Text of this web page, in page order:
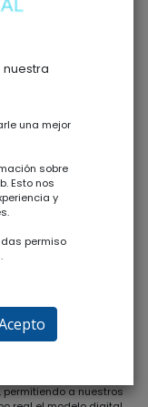
en Clínica Fabra:
moldes de
la necesidad de
la
el proceso.
cuestión de minutos. La
la eficiencia del
tratamiento.
a nuestros
nuestra
una mejor
sobre
Esto nos
y
permiso